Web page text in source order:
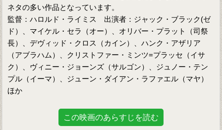
ネタの多い作品となっています。
監督：ハロルド・ライミス 出演者：ジャック・ブラック(ゼ
ド）、マイケル・セラ（オー）、オリバー・プラット（司祭
長）、デヴィッド・クロス（カイン）、ハンク・アザリア
（アブラハム）、クリストファー・ミンツ=プラッセ（イサ
ク）、ヴィニー・ジョーンズ（サルゴン）、ジュノー・テン
プル（イーマ）、ジューン・ダイアン・ラファエル（マヤ）
ほか
この映画のあらすじを読む